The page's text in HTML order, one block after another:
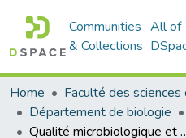
Communities
& Collections
All of
Home
Département de biologie
Qualité microbiologique